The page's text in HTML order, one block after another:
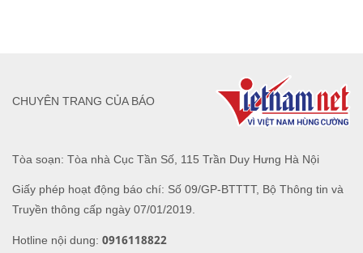
Tòa soạn: Tòa nhà Cục Tần Số, 115 Trần Duy Hưng Hà Nội
Giấy phép hoạt động báo chí: Số 09/GP-BTTTT, Bộ Thông tin và
Truyền thông cấp ngày 07/01/2019.
Hotline nội dung: 0916118822
CHUYÊN TRANG CỦA BÁO